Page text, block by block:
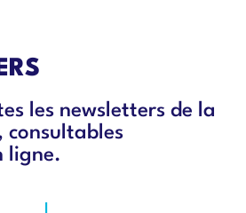
les newsletters de la
consultables
ligne.